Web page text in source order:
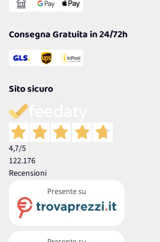
Consegna Gratuita in 24/72h
Sito sicuro
4,7/5
122.176
Recensioni